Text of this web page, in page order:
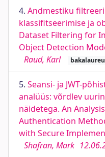
4. Andmestiku
klassifitseerimise ja
Dataset Filtering for
Object Detection
Raud, Karl
5. Seansi- ja JWT-
analüüs: võrdlev
näidetega. An
Authentication
with Secure
Shafran, Mark